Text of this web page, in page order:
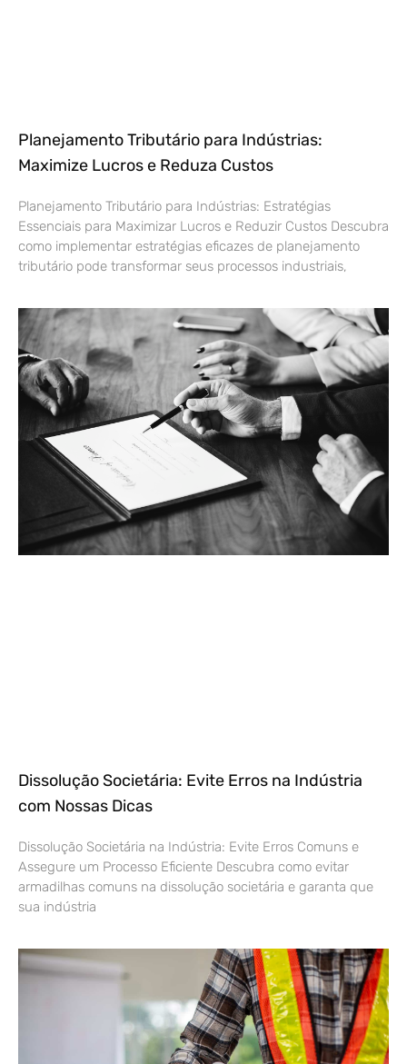
Planejamento Tributário para Indústrias:
Maximize Lucros e Reduza Custos
Planejamento Tributário para Indústrias: Estratégias
Essenciais para Maximizar Lucros e Reduzir Custos Descubra
como implementar estratégias eficazes de planejamento
tributário pode transformar seus processos industriais,
Dissolução Societária: Evite Erros na Indústria
com Nossas Dicas
Dissolução Societária na Indústria: Evite Erros Comuns e
Assegure um Processo Eficiente Descubra como evitar
armadilhas comuns na dissolução societária e garanta que
sua indústria